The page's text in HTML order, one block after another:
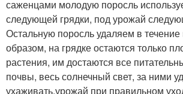
саженцами молодую поросль
следующей грядки, под урожай
Остальную поросль удаляем в течение
образом, на грядке остаются только
растения, им достаются все
почвы, весь солнечный свет, за ними
ухаживать,урожай при правильном